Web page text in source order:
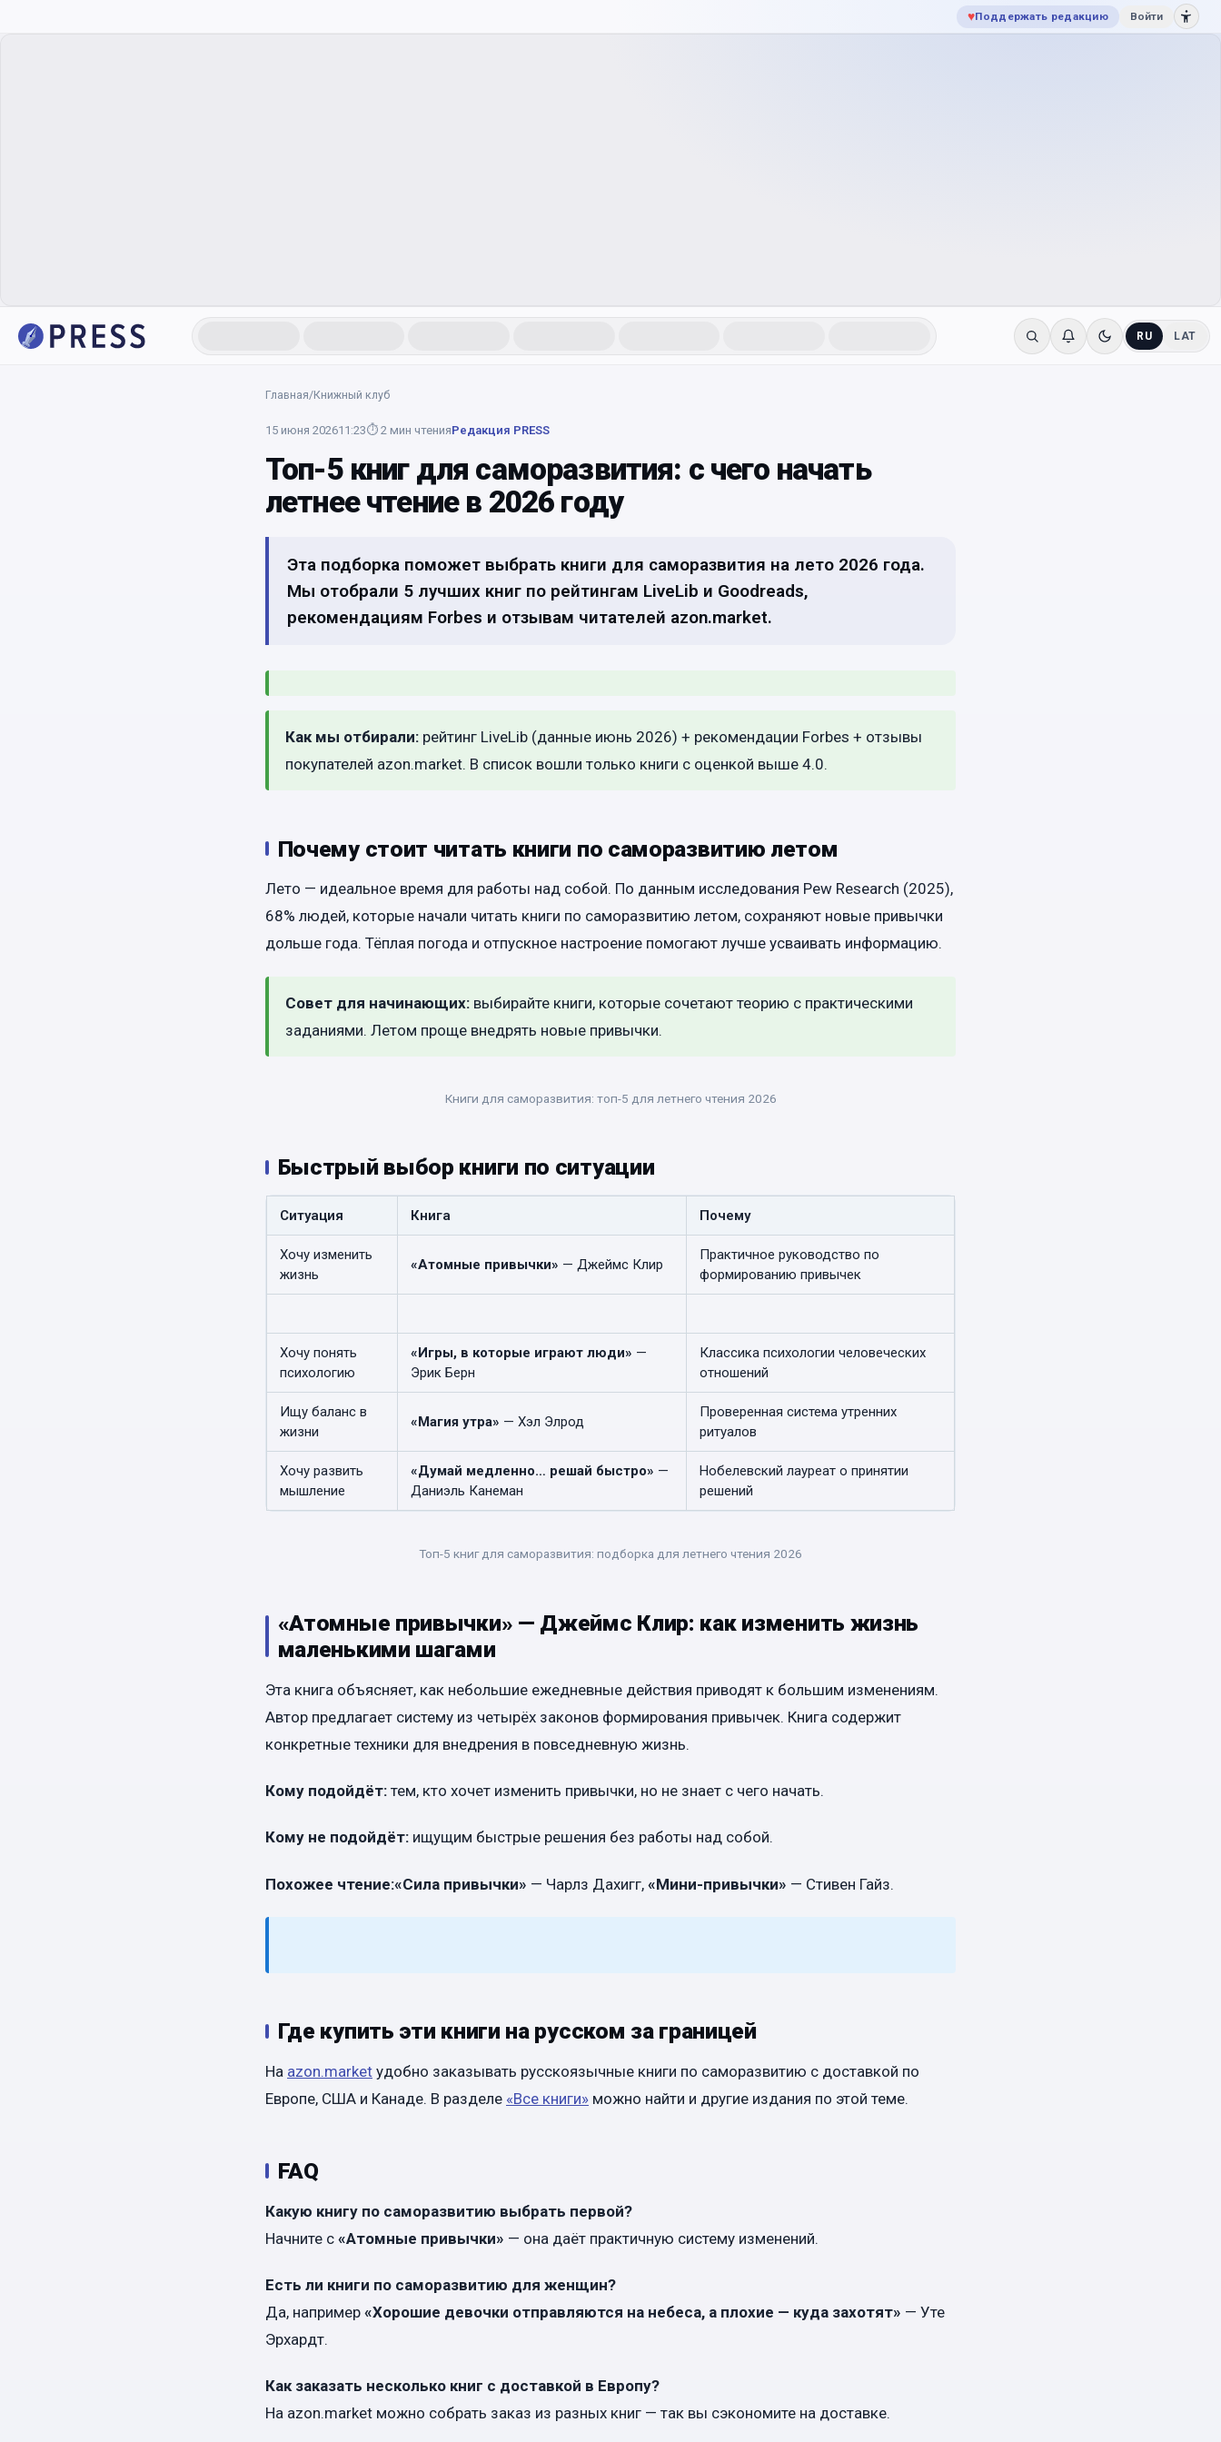
♥Поддержать редакцию Войти
RU LAT
Главная/Книжный клуб
15 июня 202611:23⏱ 2 мин чтенияРедакция PRESS
Топ-5 книг для саморазвития: с чего начать
летнее чтение в 2026 году
Эта подборка поможет выбрать книги для саморазвития на лето 2026 года.
Мы отобрали 5 лучших книг по рейтингам LiveLib и Goodreads,
рекомендациям Forbes и отзывам читателей azon.market.
Как мы отбирали: рейтинг LiveLib (данные июнь 2026) + рекомендации Forbes + отзывы
покупателей azon.market. В список вошли только книги с оценкой выше 4.0.
Почему стоит читать книги по саморазвитию летом
Лето — идеальное время для работы над собой. По данным исследования Pew Research (2025),
68% людей, которые начали читать книги по саморазвитию летом, сохраняют новые привычки
дольше года. Тёплая погода и отпускное настроение помогают лучше усваивать информацию.
Совет для начинающих: выбирайте книги, которые сочетают теорию с практическими
заданиями. Летом проще внедрять новые привычки.
Книги для саморазвития: топ-5 для летнего чтения 2026
Быстрый выбор книги по ситуации
Ситуация Книга Почему
Хочу изменить
жизнь
«Атомные привычки» — Джеймс Клир
Практичное руководство по
формированию привычек
Хочу понять
психологию
«Игры, в которые играют люди» —
Эрик Берн
Классика психологии человеческих
отношений
Ищу баланс в
жизни
«Магия утра» — Хэл Элрод
Проверенная система утренних
ритуалов
Хочу развить
мышление
«Думай медленно… решай быстро» —
Даниэль Канеман
Нобелевский лауреат о принятии
решений
Топ-5 книг для саморазвития: подборка для летнего чтения 2026
«Атомные привычки» — Джеймс Клир: как изменить жизнь
маленькими шагами
Эта книга объясняет, как небольшие ежедневные действия приводят к большим изменениям.
Автор предлагает систему из четырёх законов формирования привычек. Книга содержит
конкретные техники для внедрения в повседневную жизнь.
Кому подойдёт: тем, кто хочет изменить привычки, но не знает с чего начать.
Кому не подойдёт: ищущим быстрые решения без работы над собой.
Похожее чтение:«Сила привычки» — Чарлз Дахигг, «Мини-привычки» — Стивен Гайз.
Где купить эти книги на русском за границей
На azon.market удобно заказывать русскоязычные книги по саморазвитию с доставкой по
Европе, США и Канаде. В разделе «Все книги» можно найти и другие издания по этой теме.
FAQ
Какую книгу по саморазвитию выбрать первой?
Начните с «Атомные привычки» — она даёт практичную систему изменений.
Есть ли книги по саморазвитию для женщин?
Да, например «Хорошие девочки отправляются на небеса, а плохие — куда захотят» — Уте
Эрхардт.
Как заказать несколько книг с доставкой в Европу?
На azon.market можно собрать заказ из разных книг — так вы сэкономите на доставке.